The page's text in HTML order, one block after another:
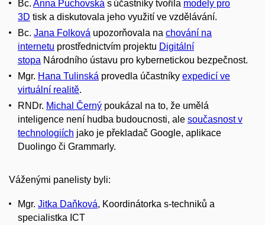
Bc. Anna Puchovská s účastníky tvořila modely pro
3D tisk a diskutovala jeho využití ve vzdělávání.
Bc. Jana Folková upozorňovala na chování na
internetu prostřednictvím projektu Digitální
stopa Národního ústavu pro kybernetickou bezpečnost.
Mgr. Hana Tulinská provedla účastníky expedicí ve
virtuální realitě.
RNDr. Michal Černý poukázal na to, že umělá
inteligence není hudba budoucnosti, ale současnost v
technologiích jako je překladač Google, aplikace
Duolingo či Grammarly.
Váženými panelisty byli:
Mgr. Jitka Daňková, Koordinátorka s-techniků a
specialistka ICT